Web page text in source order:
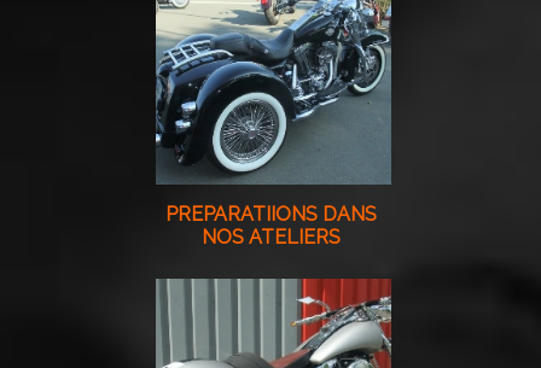
PREPARATIIONS DANS
NOS ATELIERS